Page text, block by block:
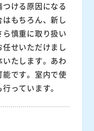
ける原因になる
もちろん、新し
慎重に取り扱い
せいただけまし
たします。あわ
です。室内で使
っています。